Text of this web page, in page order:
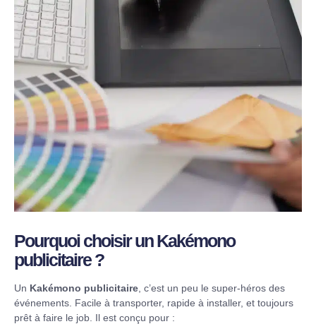
Pourquoi choisir un Kakémono
publicitaire ?
Un Kakémono publicitaire , c’est un peu le super-héros des
événements. Facile à transporter, rapide à installer, et toujours
prêt à faire le job. Il est conçu pour :